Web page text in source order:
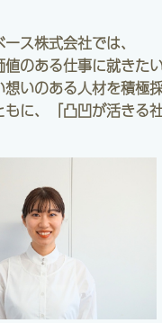
ス株式会社では、
値のある仕事に就きた
いのある人材を積極
に、「凸凹が活きる